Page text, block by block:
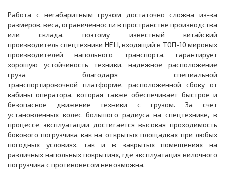
Работа с негабаритным грузом достаточно сложна из-за
размеров, веса, ограниченности в пространстве производства
или склада, поэтому известный китайский
производитель спецтехники HELI, входящий в ТОП-10 мировых
производителей напольного транспорта, гарантирует
хорошую устойчивость техники, надежное расположение
груза благодаря специальной
транспортировочной платформе, расположенной сбоку от
кабины оператора, которая также обеспечивает быстрое и
безопасное движение техники с грузом. За счет
установленных колес большого радиуса на спецтехнике, в
процессе эксплуатации достигается высокая проходимость
бокового погрузчика как на открытых площадках при любых
погодных условиях, так и в закрытых помещениях на
различных напольных покрытиях, где эксплуатация вилочного
погрузчика с противовесом невозможна.